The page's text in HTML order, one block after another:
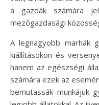
a gazdák számára
mezőgazdasági
A legnagyobb marhák
kiállításokon és
hanem az egészségi
számára ezek az
bemutassák munkájuk